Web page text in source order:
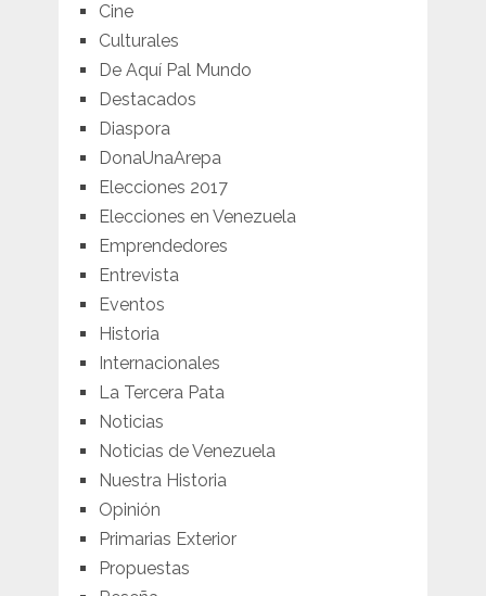
Cine
Culturales
De Aquí Pal Mundo
Destacados
Diaspora
DonaUnaArepa
Elecciones 2017
Elecciones en Venezuela
Emprendedores
Entrevista
Eventos
Historia
Internacionales
La Tercera Pata
Noticias
Noticias de Venezuela
Nuestra Historia
Opinión
Primarias Exterior
Propuestas